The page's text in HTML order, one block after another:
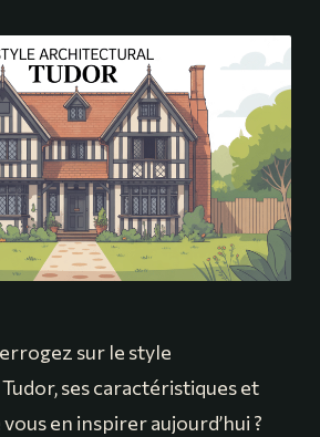
sur le style
ses caractéristiques et
en inspirer aujourd’hui ?